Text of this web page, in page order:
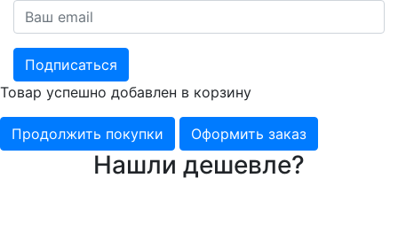
Подписаться
Товар успешно добавлен в корзину
Продолжить покупки Оформить заказ
Нашли дешевле?